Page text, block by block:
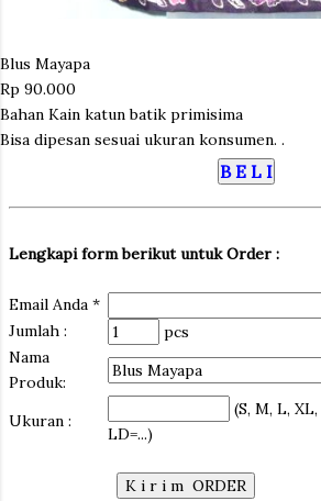
Blus Mayapa
Rp 90.000
Bahan Kain katun batik primisima
Bisa dipesan sesuai ukuran konsumen. .
Lengkapi form berikut untuk Order :
Email Anda *
Jumlah :
pcs
Nama
Produk:
Ukuran :
(S, M, L,
LD=...)